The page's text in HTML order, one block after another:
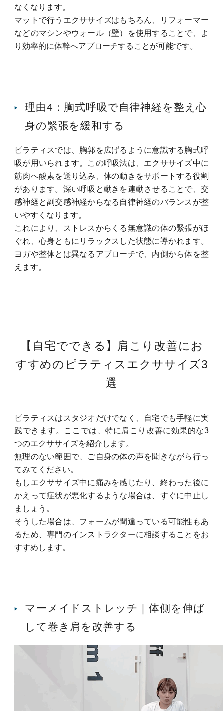
なくなります。
マットで行うエクササイズはもちろん、リフォーマー
などのマシンやウォール（壁）を使用することで、よ
り効率的に体幹へアプローチすることが可能です。
理由4：胸式呼吸で自律神経を整え心
身の緊張を緩和する
ピラティスでは、胸郭を広げるように意識する胸式呼
吸が用いられます。この呼吸法は、エクササイズ中に
筋肉へ酸素を送り込み、体の動きをサポートする役割
があります。深い呼吸と動きを連動させることで、交
感神経と副交感神経からなる自律神経のバランスが整
いやすくなります。
これにより、ストレスからくる無意識の体の緊張がほ
ぐれ、心身ともにリラックスした状態に導かれます。
ヨガや整体とは異なるアプローチで、内側から体を整
えます。
【自宅でできる】肩こり改善にお
すすめのピラティスエクササイズ3
選
ピラティスはスタジオだけでなく、自宅でも手軽に実
践できます。 ここでは、特に肩こり改善に効果的な3
つのエクササイズを紹介します。
無理のない範囲で、ご自身の体の声を聞きながら行っ
てみてください。
もしエクササイズ中に痛みを感じたり、終わった後に
かえって症状が悪化するような場合は、すぐに中止し
ましょう。
そうした場合は、フォームが間違っている可能性もあ
るため、専門のインストラクターに相談することをお
すすめします。
マーメイドストレッチ｜体側を伸ば
して巻き肩を改善する